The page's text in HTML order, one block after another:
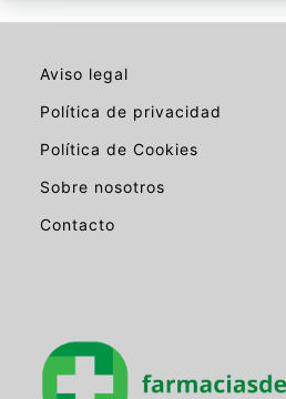
Aviso legal
Política de privacidad
Política de Cookies
Sobre nosotros
Contacto